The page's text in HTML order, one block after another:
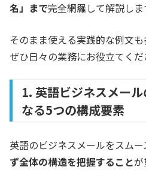
名」まで完全網羅して解説しま
そのまま使える実践的な例文も
ぜひ日々の業務にお役立てくだ
1. 英語ビジネスメー
なる5つの構成要素
英語のビジネスメールをスムー
ず全体の構造を把握することが